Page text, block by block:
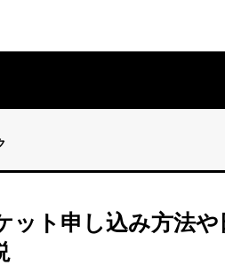
ット申し込み方法